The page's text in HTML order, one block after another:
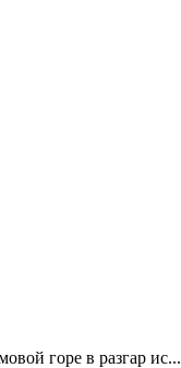
горе в разгар ис...